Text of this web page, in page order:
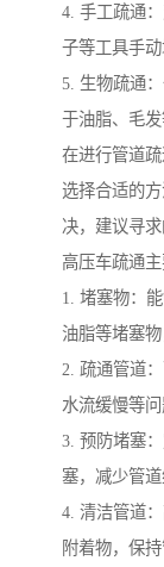
4. 手工疏通
子等工具手动
5. 生物疏通
于油脂、毛发
在进行管道
选择合适的
决，建议寻求
高压车疏通
1. 堵塞物：
油脂等堵塞物
2. 疏通管道
水流缓慢等
3. 预防堵塞
塞，减少管道
4. 清洁管道
附着物，保持